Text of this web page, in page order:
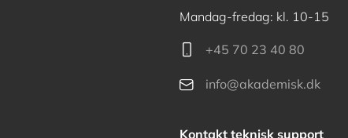
Mandag-fredag: kl. 10-15
+45 70 23 40 80
info@akademisk.dk
Kontakt teknisk support